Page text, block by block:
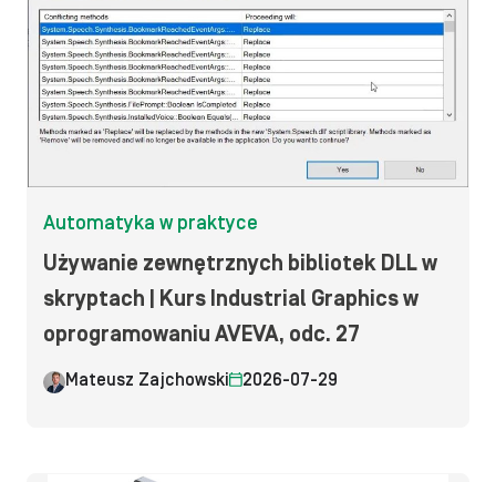
Automatyka w praktyce
Używanie zewnętrznych bibliotek DLL w
skryptach | Kurs Industrial Graphics w
oprogramowaniu AVEVA, odc. 27
Mateusz Zajchowski 2026-07-29